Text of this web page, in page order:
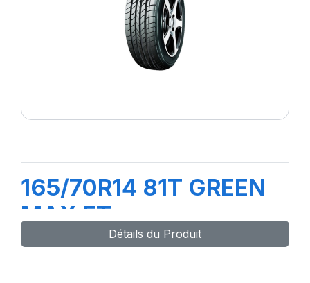
165/70R14 81T GREEN
MAX ET
Détails du Produit